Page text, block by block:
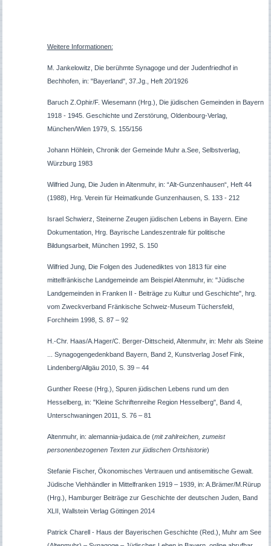
Weitere Informationen:
M. Jankelowitz, Die berühmte Synagoge und der Judenfriedhof in
Bechhofen, in: "Bayerland", 37.Jg., Heft 20/1926
Baruch Z.Ophir/F. Wiesemann (Hrg.), Die jüdischen Gemeinden in Bayern
1918 - 1945. Geschichte und Zerstörung, Oldenbourg-Verlag,
München/Wien 1979, S. 155/156
Johann Höhlein, Chronik der Gemeinde Muhr a.See, Selbstverlag,
Würzburg 1983
Wilfried Jung, Die Juden in Altenmuhr, in: “Alt-Gunzenhausen“, Heft 44
(1988), Hrg. Verein für Heimatkunde Gunzenhausen, S. 133 - 212
Israel Schwierz, Steinerne Zeugen jüdischen Lebens in Bayern. Eine
Dokumentation, Hrg. Bayrische Landeszentrale für politische
Bildungsarbeit, München 1992, S. 150
Wilfried Jung, Die Folgen des Judenediktes von 1813 für eine
mittelfränkische Landgemeinde am Beispiel Altenmuhr, in: "Jüdische
Landgemeinden in Franken II - Beiträge zu Kultur und Geschichte", hrg.
vom Zweckverband Fränkische Schweiz-Museum Tüchersfeld,
Forchheim 1998, S. 87 – 92
H.-Chr. Haas/A.Hager/C. Berger-Dittscheid, Altenmuhr, in: Mehr als Steine
... Synagogengedenkband Bayern, Band 2, Kunstverlag Josef Fink,
Lindenberg/Allgäu 2010, S. 39 – 44
Gunther Reese (Hrg.), Spuren jüdischen Lebens rund um den
Hesselberg, in: "Kleine Schriftenreihe Region Hesselberg", Band 4,
Unterschwaningen 2011, S. 76 – 81
Altenmuhr, in: alemannia-judaica.de (mit zahlreichen, zumeist
personenbezogenen Texten zur jüdischen Ortshistorie)
Stefanie Fischer, Ökonomisches Vertrauen und antisemitische Gewalt.
Jüdische Viehhändler in Mittelfranken 1919 – 1939, in: A.Brämer/M.Rürup
(Hrg.), Hamburger Beiträge zur Geschichte der deutschen Juden, Band
XLII, Wallstein Verlag Göttingen 2014
Patrick Charell - Haus der Bayerischen Geschichte (Red.), Muhr am See